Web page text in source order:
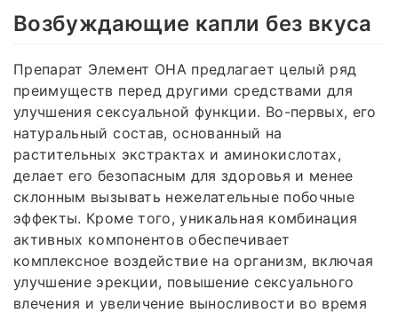
Возбуждающие капли без вкуса
Препарат Элемент ОНА предлагает целый ряд
преимуществ перед другими средствами для
улучшения сексуальной функции. Во-первых, его
натуральный состав, основанный на
растительных экстрактах и аминокислотах,
делает его безопасным для здоровья и менее
склонным вызывать нежелательные побочные
эффекты. Кроме того, уникальная комбинация
активных компонентов обеспечивает
комплексное воздействие на организм, включая
улучшение эрекции, повышение сексуального
влечения и увеличение выносливости во время